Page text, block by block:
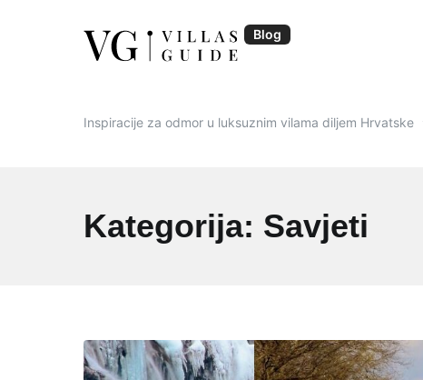
Blog
Inspiracije za odmor u luksuznim vilama diljem Hrvatske
Kategorija: Savjeti